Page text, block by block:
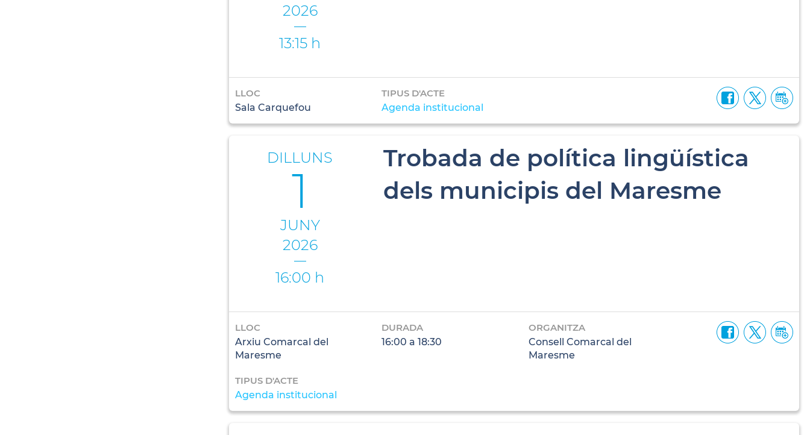
2026
13:15 h
LLOC
Sala Carquefou
TIPUS D'ACTE
Agenda institucional
DILLUNS
1
JUNY
2026
16:00 h
Trobada de política lingüística
dels municipis del Maresme
LLOC
Arxiu Comarcal del
Maresme
DURADA
16:00 a 18:30
ORGANITZA
Consell Comarcal del
Maresme
TIPUS D'ACTE
Agenda institucional